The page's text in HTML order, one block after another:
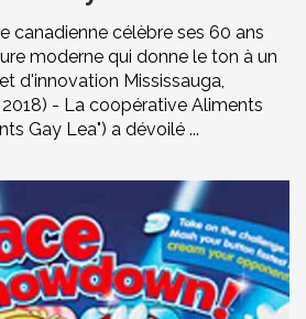
canadienne célèbre ses 60 ans
moderne qui donne le ton à un
d'innovation Mississauga,
- La coopérative Aliments
Gay Lea") a dévoilé ...